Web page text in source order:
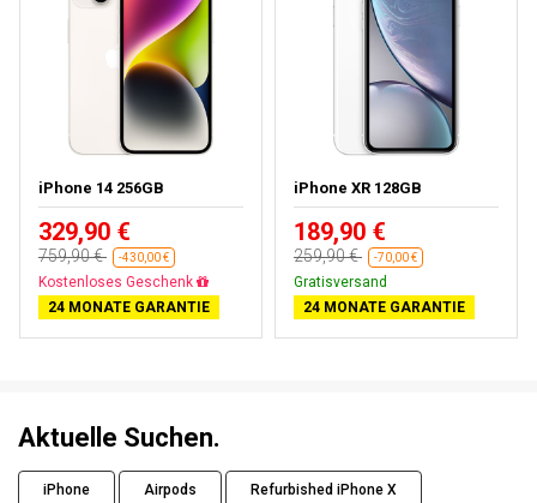
iPhone 14 256GB
329,90 €
759,90 € -430,00 €
Gratisversand
24 MONATE GARANTIE
iPhone XR 128GB
189,90 €
259,90 € -70,00 €
Gratisversand
24 MONATE GARANTIE
Aktuelle Suchen.
iPhone Airpods Refurbished iPhone X